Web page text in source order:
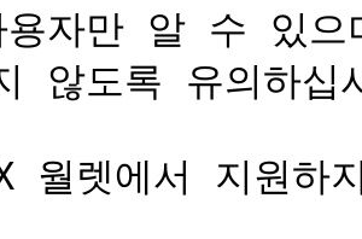
용자만 알 수 있
않도록 유의하십
월렛에서 지원